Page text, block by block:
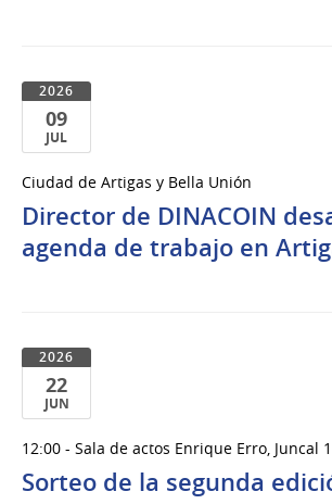
2026
09
JUL
de
Jul
del
2026
Ciudad de Artigas y Bella Unión
Director de DINACOIN
agenda de trabajo en
2026
22
JUN
de
Jun
12:00 - Sala de actos Enrique Erro, Juncal
Sorteo de la segunda